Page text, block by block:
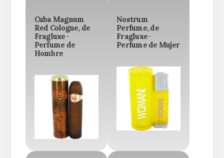
Cuba Magnum
Red Cologne, de
Fragluxe ·
Perfume de
Hombre
Nostrum
Perfume, de
Fragluxe ·
Perfume de Mujer